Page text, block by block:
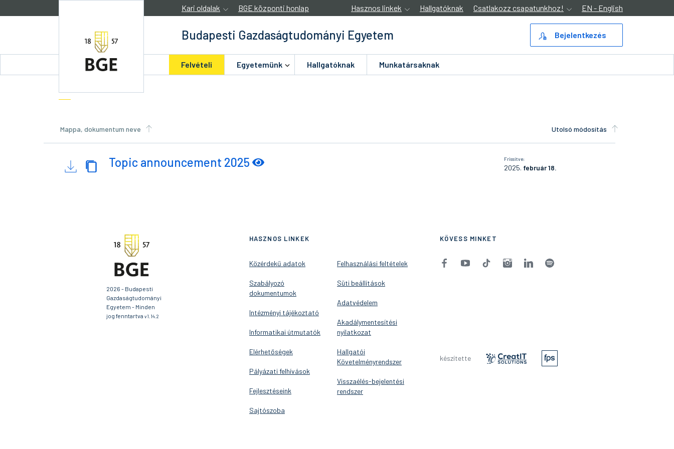
Kari oldalak BGE központi honlap Hasznos linkek Hallgatóknak Csatlakozz csapatunkhoz! EN - English
Budapesti Gazdaságtudományi Egyetem Bejelentkezés
Felvételi Egyetemünk Hallgatóknak Munkatársaknak
Mappa, dokumentum neve Utolsó módosítás
Topic announcement 2025 Frissítve:
2025. február 18.
2026 - Budapesti
Gazdaságtudományi
Egyetem - Minden
jog fenntartva v1.14.2
HASZNOS LINKEK
Közérdekű adatok
Szabályozó
dokumentumok
Intézményi tájékoztató
Informatikai útmutatók
Elérhetőségek
Pályázati felhívások
Fejlesztéseink
Sajtószoba
Felhasználási feltételek
Süti beállítások
Adatvédelem
Akadálymentesítési
nyilatkozat
Hallgatói
Követelményrendszer
Visszaélés-bejelentési
rendszer
KÖVESS MINKET
készítette